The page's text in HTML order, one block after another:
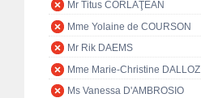
Mr Titus CORLĂŢEAN
Mme Yolaine de COURSON
Mr Rik DAEMS
Mme Marie-Christine DALLOZ
Ms Vanessa D'AMBROSIO